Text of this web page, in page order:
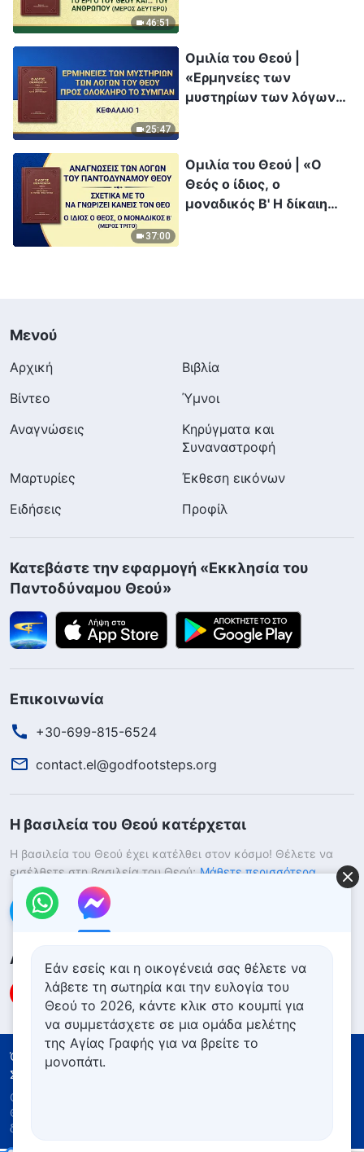
46:51
25:47
Ομιλία του Θεού |
«Ερμηνείες των
μυστηρίων των λόγων
37:00
Ομιλία του Θεού | «Ο
Θεός ο ίδιος, ο
μοναδικός Β' Η δίκαιη
Μενού
Αρχική
Βιβλία
Βίντεο
Ύμνοι
Αναγνώσεις
Κηρύγματα και
Συναναστροφή
Μαρτυρίες
Έκθεση εικόνων
Ειδήσεις
Προφίλ
Κατεβάστε την εφαρμογή «Εκκλησία του
Παντοδύναμου Θεού»
Επικοινωνία
+30-699-815-6524
contact.el@godfootsteps.org
Η βασιλεία του Θεού κατέρχεται
Η βασιλεία του Θεού έχει κατέλθει στον κόσμο! Θέλετε να
εισέλθετε στη βασιλεία του Θεού; Μάθετε περισσότερα
Επικοινωνήστε μαζί μας μέσω Messenger
Ακολουθήστε μας
Όροι Χρήσης
Πολιτική απορρήτου
Συντελεστές
Copyright © 2026
Θεού
δικαιώματος.
Εάν εσείς και η οικογένειά σας θέλετε να
λάβετε τη σωτηρία και την ευλογία του
Θεού το 2026, κάντε κλικ στο κουμπί για
να συμμετάσχετε σε μια ομάδα μελέτης
της Αγίας Γραφής για να βρείτε το
μονοπάτι.